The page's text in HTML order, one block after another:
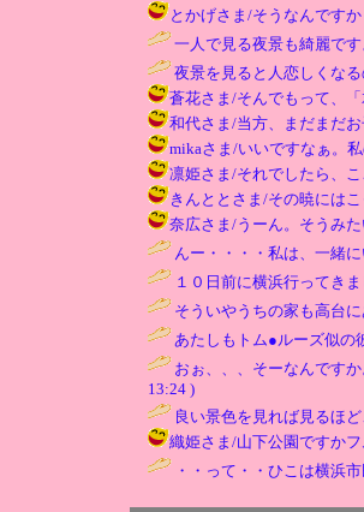
とかげさま/そうなんです
一人で見る夜景も綺麗で
夜景を見ると人恋しくな
蒼花さま/そんでもって、
和代さま/当方、まだまだ
mikaさま/いいですなぁ。
凛姫さま/それでしたら、
きんととさま/その暁には
奈広さま/うーん。そうみ
んー・・・・私は、一緒
１０日前に横浜行ってき
そういやうちの家も高台
あたしもトム●ルーズ似の
おぉ、、、そーなんです
13:24 )
良い景色を見れば見るほ
織姫さま/山下公園ですか
・・って・・ひこは横浜